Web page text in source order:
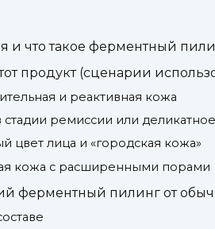
и что такое ферментный
продукт (сценарии
и реактивная кожа
стадии ремиссии или
цвет лица и «городская кожа»
кожа с расширенными порами
ферментный пилинг от